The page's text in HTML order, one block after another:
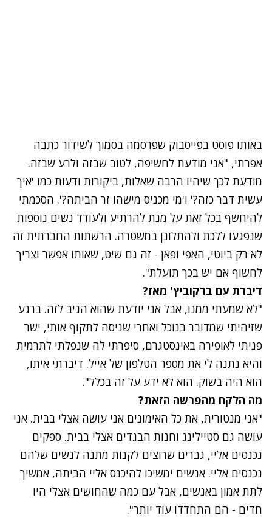
באותו פוסט בפייסבוק שפרסמה בסמוך לשידור כתבה
אפרתי, "אני מודעת לחשיפה, לטוב שבזה ולרע שבזה.
מודעת לכך שיהיו הרבה שאלות, ביקורות ודעות כמו 'איך
עשית דבר כזה?' ו'מי מכניס מישהו זר הביתה?'. הסכמתי
להיחשף בכל זאת על מנת להרתיע ולעודד נשים נוספות
שנפגעו ללכת ולהתלונן במשטרה. הרשתות החברתית זה
לא רק ביוטי, האפי ופאן - זה גם שיט, שאותו אפשר וצריך
לחשוף אם יש בכך תועלת".
דיברת עם ברקוביץ' מאז?
"לא שמעתי ממנו, אבל אני יודעת שהוא הגיב לזה. ברגע
שזיהיתי שמדובר בנוכל ואחרי שניסה לתקוף אותי, ישר
פניתי לאופירה באינסטגרם, סיפרתי לה שנפלתי לתרמית
והיא נתנה לי את מספר הטלפון של אייל. דיברתי איתו,
הוא היה בשוק. הוא לא ידע על זה בכלל".
מה הלקח מהפרשה הזאת?
"אני מנטורית, את כל האימונים אני עושה אצלי בבית. אני
עושה גם סטיילינג וחנות הבגדים אצלי בבית. ספקים
נכנסים אליי, גברים שרוצים לקנות מתנה לנשים שלהם
נכנסים אליי. אנשים ימשיכו להיכנס אליי הביתה, אמשיך
לתת אמון באנשים, אבל עם כמה שהחושים אצלי היו
חדים - הם התחדדו עוד יותר".